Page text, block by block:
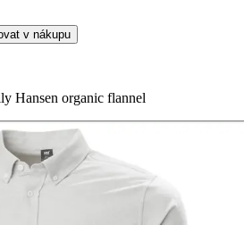
v nákupu
Hansen organic flannel